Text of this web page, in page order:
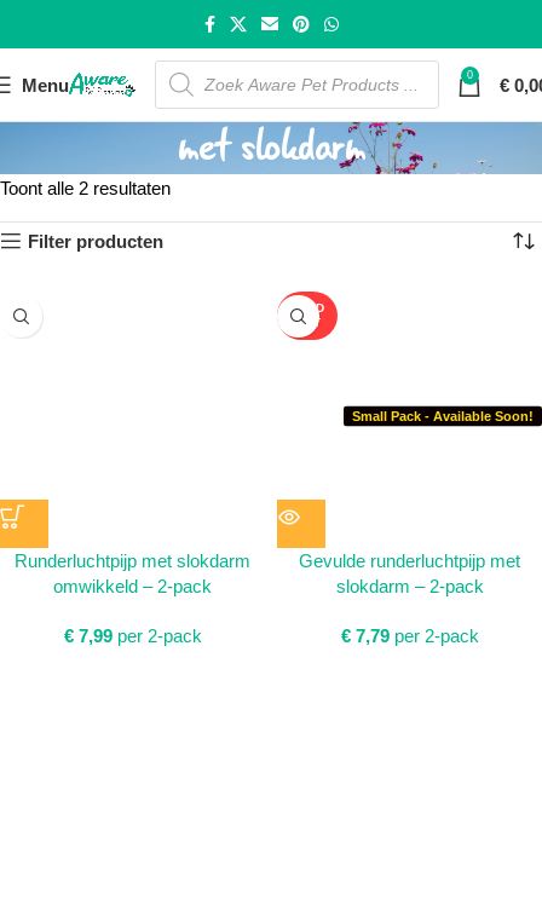
Menu 0 €
met slokdarm
Toont alle 2 resultaten
Filter producten
Runderluchtpijp met slokdarm
omwikkeld – 2-pack
€7,99 per 2-pack
SOLD
OUT
Small Pack - Available Soon!
Gevulde runderluchtpijp met
slokdarm – 2-pack
€7,79 per 2-pack